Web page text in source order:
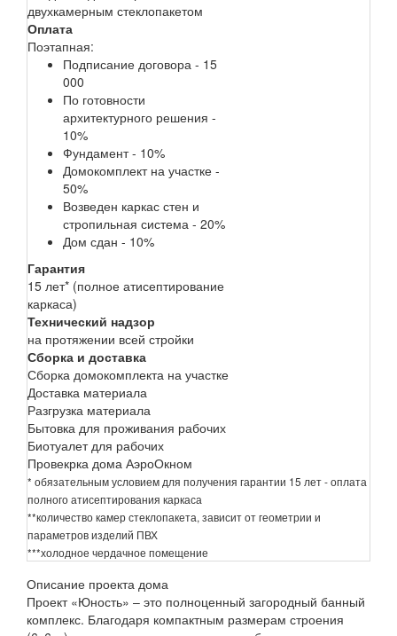
двухкамерным стеклопакетом
Оплата
Поэтапная:
Подписание договора - 15
000
По готовности
архитектурного решения -
10%
Фундамент - 10%
Домокомплект на участке -
50%
Возведен каркас стен и
стропильная система - 20%
Дом сдан - 10%
Гарантия
15 лет* (полное атисептирование
каркаса)
Технический надзор
на протяжении всей стройки
Сборка и доставка
Сборка домокомплекта на участке
Доставка материала
Разгрузка материала
Бытовка для проживания рабочих
Биотуалет для рабочих
Провекрка дома АэроОкном
* обязательным условием для получения гарантии 15 лет - оплата
полного атисептирования каркаса
**количество камер стеклопакета, зависит от геометрии и
параметров изделий ПВХ
***холодное чердачное помещение
Описание проекта дома
Проект «Юность» – это полноценный загородный банный
комплекс. Благодаря компактным размерам строения